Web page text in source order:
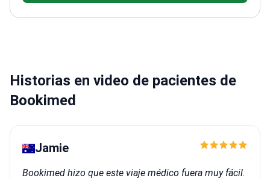
cirugía endoscópica de senos paranasales y cirugía
Historias en video de pacientes de
Bookimed
Jamie
Bookimed hizo que este viaje médico fuera muy fácil.